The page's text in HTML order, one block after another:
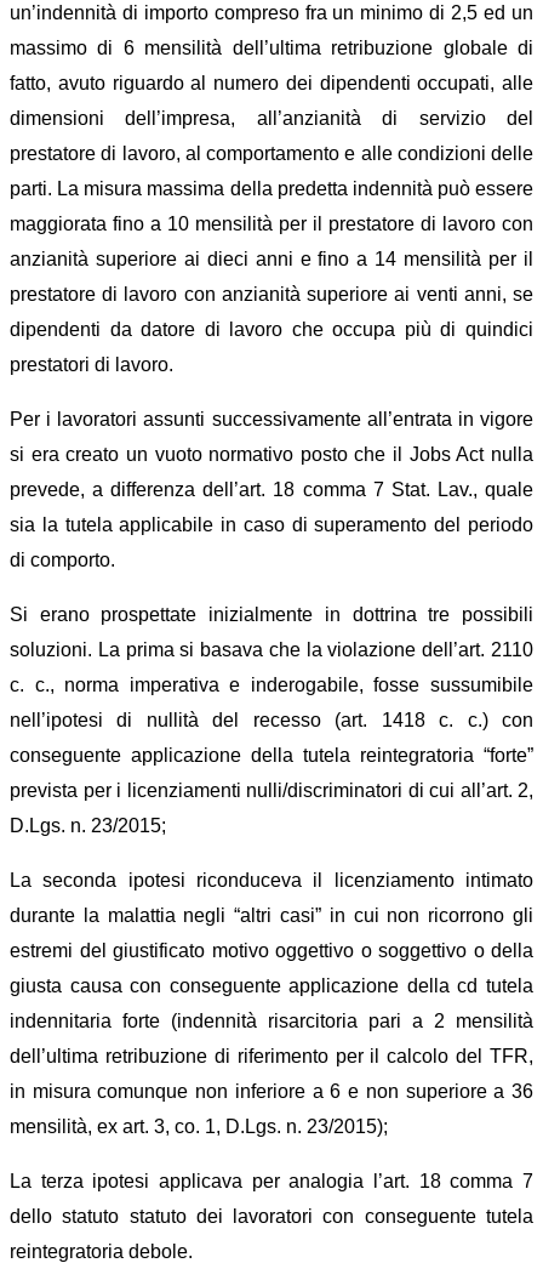
un’indennità di importo compreso fra un minimo di 2,5 ed un
massimo di 6 mensilità dell’ultima retribuzione globale di
fatto, avuto riguardo al numero dei dipendenti occupati, alle
dimensioni dell’impresa, all’anzianità di servizio del
prestatore di lavoro, al comportamento e alle condizioni delle
parti. La misura massima della predetta indennità può essere
maggiorata fino a 10 mensilità per il prestatore di lavoro con
anzianità superiore ai dieci anni e fino a 14 mensilità per il
prestatore di lavoro con anzianità superiore ai venti anni, se
dipendenti da datore di lavoro che occupa più di quindici
prestatori di lavoro.
Per i lavoratori assunti successivamente all’entrata in vigore
si era creato un vuoto normativo posto che il Jobs Act nulla
prevede, a differenza dell’art. 18 comma 7 Stat. Lav., quale
sia la tutela applicabile in caso di superamento del periodo
di comporto.
Si erano prospettate inizialmente in dottrina tre possibili
soluzioni. La prima si basava che la violazione dell’art. 2110
c. c., norma imperativa e inderogabile, fosse sussumibile
nell’ipotesi di nullità del recesso (art. 1418 c. c.) con
conseguente applicazione della tutela reintegratoria “forte”
prevista per i licenziamenti nulli/discriminatori di cui all’art. 2,
D.Lgs. n. 23/2015;
La seconda ipotesi riconduceva il licenziamento intimato
durante la malattia negli “altri casi” in cui non ricorrono gli
estremi del giustificato motivo oggettivo o soggettivo o della
giusta causa con conseguente applicazione della cd tutela
indennitaria forte (indennità risarcitoria pari a 2 mensilità
dell’ultima retribuzione di riferimento per il calcolo del TFR,
in misura comunque non inferiore a 6 e non superiore a 36
mensilità, ex art. 3, co. 1, D.Lgs. n. 23/2015);
La terza ipotesi applicava per analogia l’art. 18 comma 7
dello statuto statuto dei lavoratori con conseguente tutela
reintegratoria debole.